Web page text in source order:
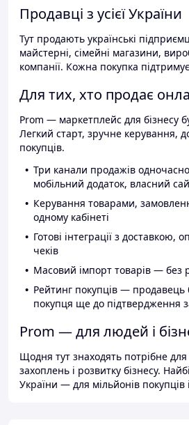
Продавці з усієї України
Тут продають українські
майстерні, сімейні магазини,
компанії. Кожна покупка
Для тих, хто продає
Prom — маркетплейс для бізнесу
Легкий старт, зручне керування,
покупців.
Три канали продажів
мобільний додаток, власний
Керування товарами,
одному кабінеті
Готові інтеграції з доставкою,
чеків
Масовий імпорт товарів — без
Рейтинг покупців — продавець
покупця ще до підтвердження
Prom — для людей і
Щодня тут знаходять потрібне
захоплень і розвитку бізнесу.
України — для мільйонів покупців